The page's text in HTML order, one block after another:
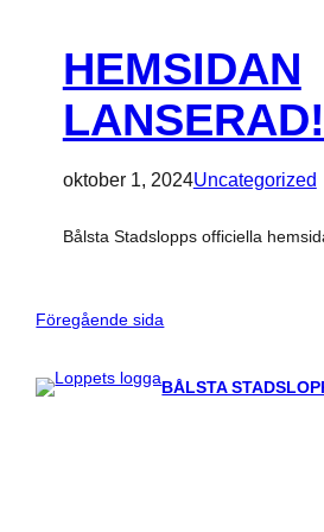
HEMSIDAN
LANSERAD!
oktober 1, 2024Uncategorized
Bålsta Stadslopps officiella
Föregående sida
BÅLSTA